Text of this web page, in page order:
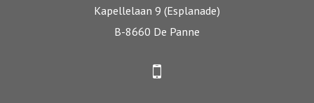
Kapellelaan 9 (Esplanade)
B-8660 De Panne